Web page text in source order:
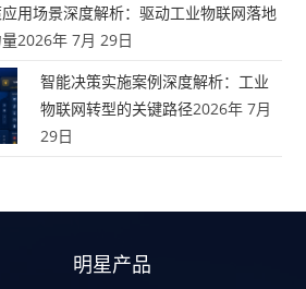
用场景深度解析：驱动工业物联网落地
2026年 7月 29日
智能决策实施案例深度解析：工业
物联网转型的关键路径2026年 7月
29日
明星产品